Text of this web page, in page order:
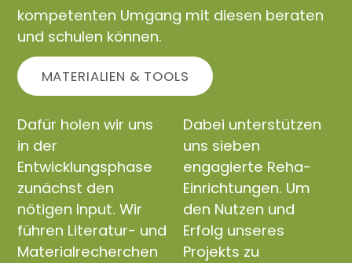
kompetenten Umgang mit diesen beraten
und schulen können.
MATERIALIEN & TOOLS
Dafür holen wir uns
in der
Entwicklungsphase
zunächst den
nötigen Input. Wir
führen Literatur- und
Materialrecherchen
Dabei unterstützen
uns sieben
engagierte Reha-
Einrichtungen. Um
den Nutzen und
Erfolg unseres
Projekts zu